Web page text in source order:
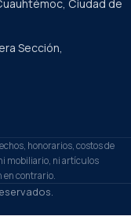
Ciudad de
Sección,
honorarios, costos de
mobiliario, ni artículos
en contrario.